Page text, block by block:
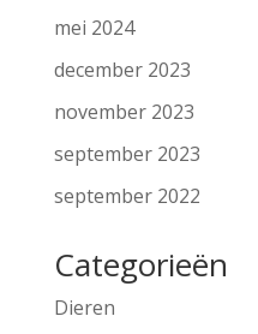
mei 2024
december 2023
november 2023
september 2023
september 2022
Categorieën
Dieren